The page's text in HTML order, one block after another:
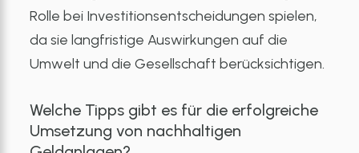
Rolle bei Investitionsentscheidungen spielen,
da sie langfristige Auswirkungen auf die
Umwelt und die Gesellschaft berücksichtigen.
Welche Tipps gibt es für die erfolgreiche
Umsetzung von nachhaltigen